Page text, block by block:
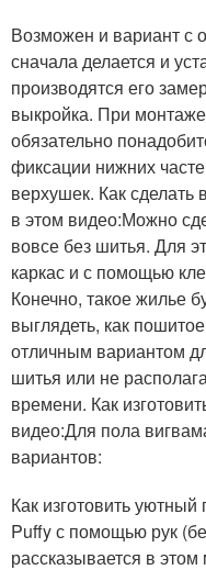
Возможен и вариант с
сначала делается и
производятся его
выкройка. При
обязательно
фиксации нижних
верхушек. Как сделать
в этом видео:Можно
вовсе без шитья. Для
каркас и с помощью
Конечно, такое жилье
выглядеть, как
отличным вариантом
шитья или не
времени. Как
видео:Для пола
вариантов:
Как изготовить
Puffy с помощью рук
рассказывается в этом